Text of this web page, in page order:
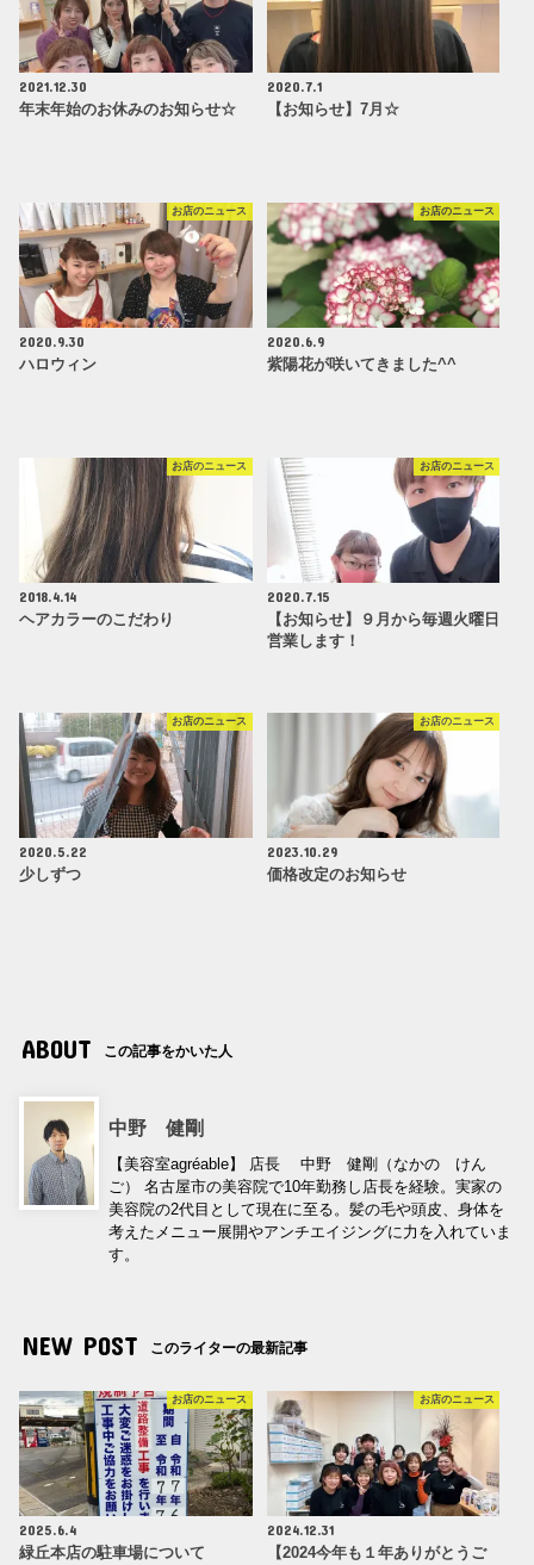
2021.12.30
年末年始のお休みのお知らせ☆
2020.7.1
【お知らせ】7月☆
お店のニュース
2020.9.30
ハロウィン
お店のニュース
2020.6.9
紫陽花が咲いてきました^^
お店のニュース
2018.4.14
ヘアカラーのこだわり
お店のニュース
2020.7.15
【お知らせ】９月から毎週火曜日
営業します！
お店のニュース
2020.5.22
少しずつ
お店のニュース
2023.10.29
価格改定のお知らせ
ABOUT この記事をかいた人
中野 健剛
【美容室agréable】 店長 中野 健剛（なかの けん
ご） 名古屋市の美容院で10年勤務し店長を経験。実家の
美容院の2代目として現在に至る。髪の毛や頭皮、身体を
考えたメニュー展開やアンチエイジングに力を入れていま
す。
NEW POST このライターの最新記事
お店のニュース
2025.6.4
緑丘本店の駐車場について
お店のニュース
2024.12.31
【2024今年も１年ありがとうご